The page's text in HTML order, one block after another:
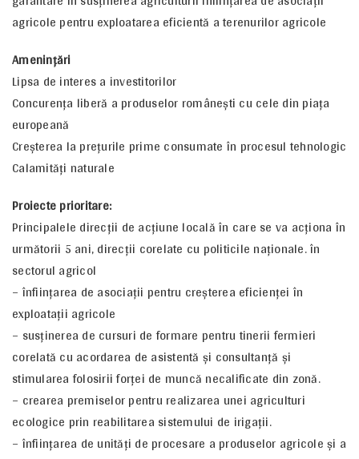
agricole pentru exploatarea eficientă a terenurilor agricole
Ameninţări
Lipsa de interes a investitorilor
Concurenţa liberă a produselor româneşti cu cele din piaţa
europeană
Creşterea la preţurile prime consumate în procesul tehnologic
Calamităţi naturale
Proiecte prioritare:
Principalele direcţii de acţiune locală în care se va acţiona în
următorii 5 ani, direcţii corelate cu politicile naţionale. în
sectorul agricol
– înfiinţarea de asociaţii pentru creşterea eficienței în
exploataţii agricole
– susţinerea de cursuri de formare pentru tinerii fermieri
corelată cu acordarea de asistentă şi consultanţă şi
stimularea folosirii forţei de muncă necalificate din zonă.
– crearea premiselor pentru realizarea unei agriculturi
ecologice prin reabilitarea sistemului de irigaţii.
– înfiinţarea de unităţi de procesare a produselor agricole şi a